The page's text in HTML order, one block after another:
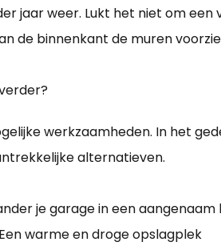
jaar weer. Lukt het niet om een
de binnenkant de muren
werkzaamheden. In het
alternatieven.
je garage in een aangenaam
warme en droge opslagplek